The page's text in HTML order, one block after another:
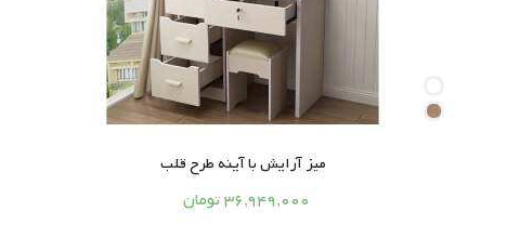
میز آرایش با آینه طرح قلب




36,949,000 تومان